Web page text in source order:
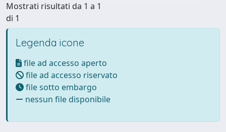
Mostrati risultati da 1 a 1
di 1
Legenda icone
file ad accesso aperto
file ad accesso riservato
file sotto embargo
nessun file disponibile